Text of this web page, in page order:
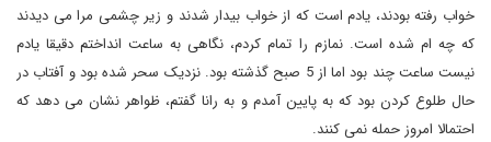
خواب رفته بودند، یادم است که از خواب بیدار شدند و زیر چشمی مرا می دیدند
که چه ام شده است. نمازم را تمام کردم، نگاهی به ساعت انداختم دقیقا یادم
نیست ساعت چند بود اما از 5 صبح گذشته بود. نزدیک سحر شده بود و آفتاب در
حال طلوع کردن بود که به پایین آمدم و به رانا گفتم، ظواهر نشان می دهد که
احتمالا امروز حمله نمی کنند.